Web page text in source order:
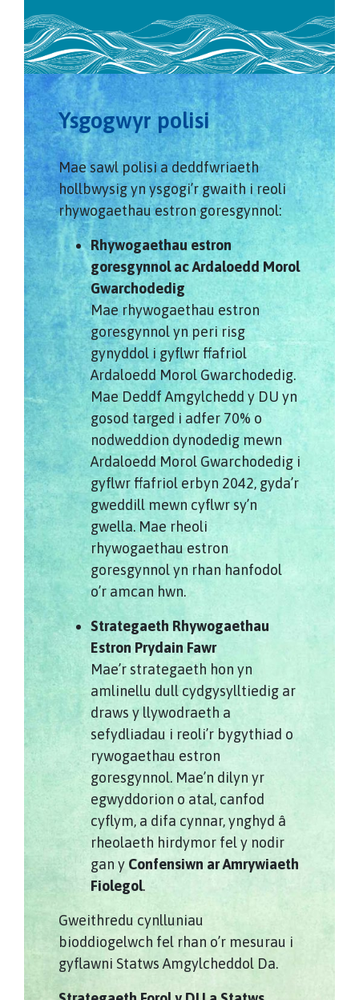
Ysgogwyr polisi
Mae sawl polisi a deddfwriaeth
hollbwysig yn ysgogi’r gwaith i reoli
rhywogaethau estron goresgynnol:
Rhywogaethau estron
goresgynnol ac Ardaloedd Morol
Gwarchodedig
Mae rhywogaethau estron
goresgynnol yn peri risg
gynyddol i gyflwr ffafriol
Ardaloedd Morol Gwarchodedig.
Mae Deddf Amgylchedd y DU yn
gosod targed i adfer 70% o
nodweddion dynodedig mewn
Ardaloedd Morol Gwarchodedig i
gyflwr ffafriol erbyn 2042, gyda’r
gweddill mewn cyflwr sy’n
gwella. Mae rheoli
rhywogaethau estron
goresgynnol yn rhan hanfodol
o’r amcan hwn.
Strategaeth Rhywogaethau
Estron Prydain Fawr
Mae’r strategaeth hon yn
amlinellu dull cydgysylltiedig ar
draws y llywodraeth a
sefydliadau i reoli’r bygythiad o
rywogaethau estron
goresgynnol. Mae’n dilyn yr
egwyddorion o atal, canfod
cyflym, a difa cynnar, ynghyd â
rheolaeth hirdymor fel y nodir
gan y Confensiwn ar Amrywiaeth
Fiolegol.
Gweithredu cynlluniau
bioddiogelwch fel rhan o’r mesurau i
gyflawni Statws Amgylcheddol Da.